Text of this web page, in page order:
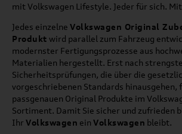
mit Volkswagen Lifestyle. Jeder für sich.
Jedes einzelne Volkswagen Original
Produkt wird parallel zum Fahrzeug
modernster Fertigungsprozesse aus
Materialien hergestellt. Erst nach
Sicherheitsprüfungen, die über die
vorgeschriebenen Standards hinausgehen,
passgenauen Original Produkte im
Sortiment. Damit Sie sicher und zufrieden
Ihr Volkswagen ein Volkswagen bleibt.